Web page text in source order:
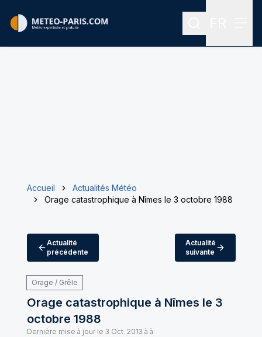
Rechercher
Accueil
Actualités Météo
Orage catastrophique à Nîmes le 3 octobre 1988
Actualité
précédente
Actualité
suivante
Orage / Grêle
Orage catastrophique à Nîmes le 3
octobre 1988
Dernière mise à jour le 3 Oct. 2013 à à